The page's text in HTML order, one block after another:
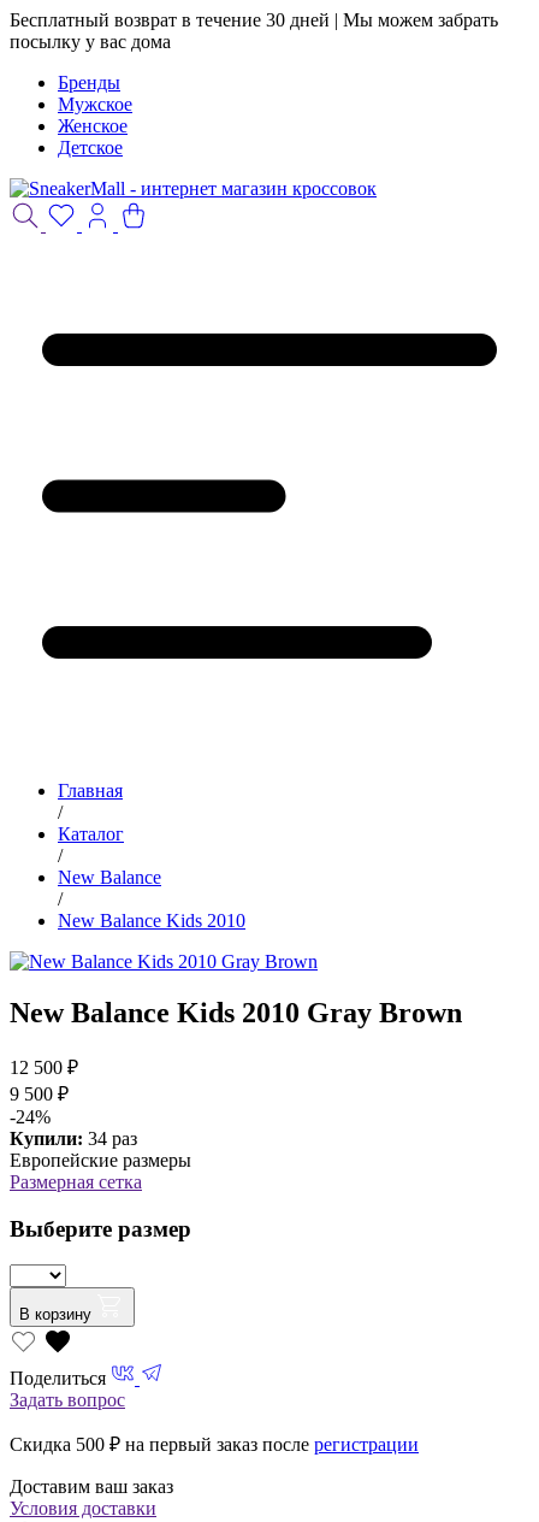
Бесплатный возврат в течение 30 дней | Мы можем забрать
посылку у вас дома
Бренды
Мужское
Женское
Детское
Главная
/
Каталог
/
New Balance
/
New Balance Kids 2010
New Balance Kids 2010 Gray Brown
12 500 ₽
9 500 ₽
-24%
Купили: 34 раз
Европейские размеры
Размерная сетка
Выберите размер
В корзину
Поделиться
Задать вопрос
Скидка 500 ₽ на первый заказ после регистрации
Доставим ваш заказ
Условия доставки